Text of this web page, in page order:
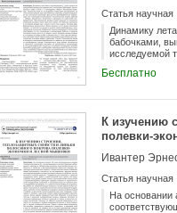
Статья научная
Динамику
бабочками,
исследуемой
использовали
имаго. Лет
отрождения и
присутствия
хода кривых
Бесплатно
К изучению
полевки-
Ивантер
Статья научная
На основании